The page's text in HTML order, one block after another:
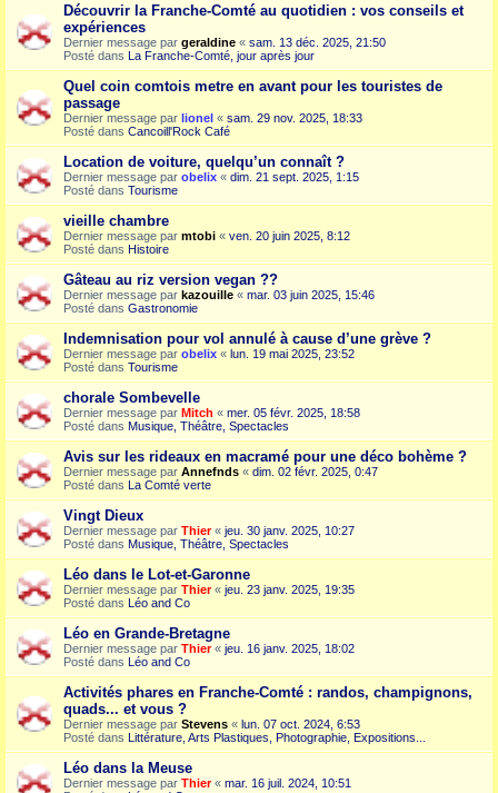
Découvrir la Franche-Comté au quotidien : vos conseils et
expériences
Dernier message par geraldine « sam. 13 déc. 2025, 21:50
Posté dans La Franche-Comté, jour après jour
Quel coin comtois metre en avant pour les touristes de
passage
Dernier message par lionel « sam. 29 nov. 2025, 18:33
Posté dans Cancoill'Rock Café
Location de voiture, quelqu’un connaît ?
Dernier message par obelix « dim. 21 sept. 2025, 1:15
Posté dans Tourisme
vieille chambre
Dernier message par mtobi « ven. 20 juin 2025, 8:12
Posté dans Histoire
Gâteau au riz version vegan ??
Dernier message par kazouille « mar. 03 juin 2025, 15:46
Posté dans Gastronomie
Indemnisation pour vol annulé à cause d’une grève ?
Dernier message par obelix « lun. 19 mai 2025, 23:52
Posté dans Tourisme
chorale Sombevelle
Dernier message par Mitch « mer. 05 févr. 2025, 18:58
Posté dans Musique, Théâtre, Spectacles
Avis sur les rideaux en macramé pour une déco bohème ?
Dernier message par Annefnds « dim. 02 févr. 2025, 0:47
Posté dans La Comté verte
Vingt Dieux
Dernier message par Thier« jeu. 30 janv. 2025, 10:27
Posté dans Musique, Théâtre, Spectacles
Léo dans le Lot-et-Garonne
Dernier message par Thier« jeu. 23 janv. 2025, 19:35
Posté dans Léo and Co
Léo en Grande-Bretagne
Dernier message par Thier« jeu. 16 janv. 2025, 18:02
Posté dans Léo and Co
Activités phares en Franche-Comté : randos, champignons,
quads... et vous ?
Dernier message par Stevens « lun. 07 oct. 2024, 6:53
Posté dans Littérature, Arts Plastiques, Photographie, Expositions...
Léo dans la Meuse
Dernier message par Thier« mar. 16 juil. 2024, 10:51